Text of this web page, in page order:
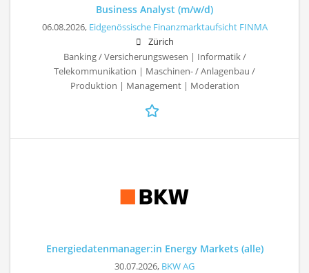
Business Analyst (m/w/d)
06.08.2026, Eidgenössische Finanzmarktaufsicht FINMA
Zürich
Banking / Versicherungswesen | Informatik /
Telekommunikation | Maschinen- / Anlagenbau /
Produktion | Management | Moderation
Energiedatenmanager:in Energy Markets (alle)
30.07.2026, BKW AG